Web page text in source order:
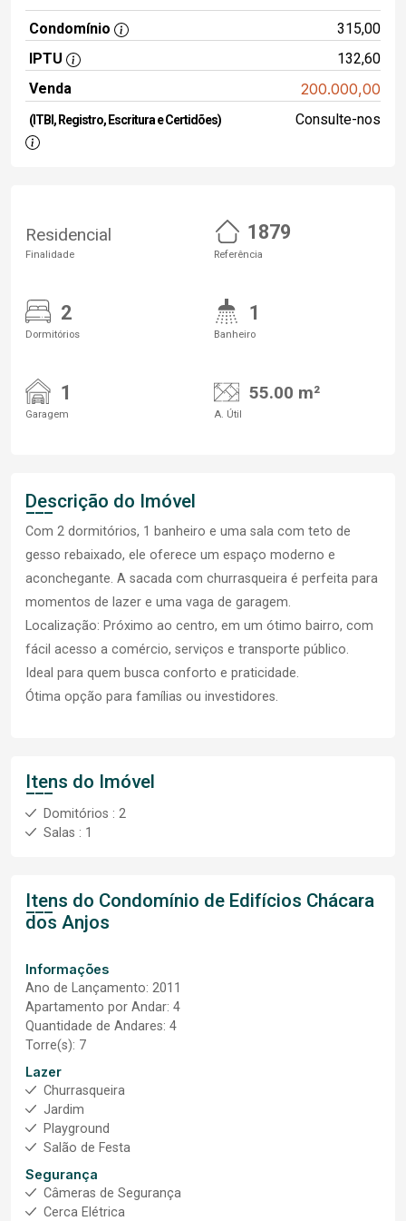
Condomínio
315,00
IPTU
132,60
Venda
200.000,00
(ITBI, Registro, Escritura e Certidões) Consulte-nos
Residencial
Finalidade
1879
Referência
2
Dormitórios
1
Banheiro
1
Garagem
55.00 m²
A. Útil
Descrição do Imóvel
Com 2 dormitórios, 1 banheiro e uma sala com teto de
gesso rebaixado, ele oferece um espaço moderno e
aconchegante. A sacada com churrasqueira é perfeita para
momentos de lazer e uma vaga de garagem.
Localização: Próximo ao centro, em um ótimo bairro, com
fácil acesso a comércio, serviços e transporte público.
Ideal para quem busca conforto e praticidade.
Ótima opção para famílias ou investidores.
Itens do Imóvel
Domitórios : 2
Salas : 1
Itens do Condomínio de Edifícios Chácara
dos Anjos
Informações
Ano de Lançamento: 2011
Apartamento por Andar: 4
Quantidade de Andares: 4
Torre(s): 7
Lazer
Churrasqueira
Jardim
Playground
Salão de Festa
Segurança
Câmeras de Segurança
Cerca Elétrica